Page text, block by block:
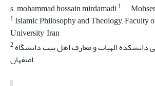
s. mohammad hossain mirdamadi1
1Islamic Philosophy and Theology, Faculty
University, Iran
2
اصفهان